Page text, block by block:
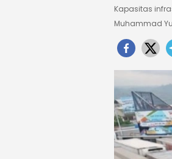
Kapasitas
Muhammad